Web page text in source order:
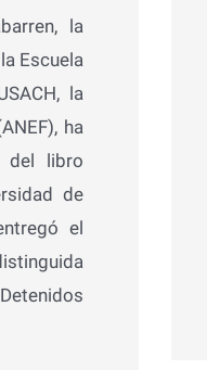
la
Escuela
la
ha
del libro
de
el